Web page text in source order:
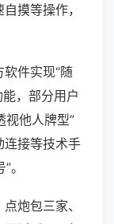
摸等操作，
件实现“随
能，部分用户
视他人牌型”
连接等技术手
。
炮包三家、